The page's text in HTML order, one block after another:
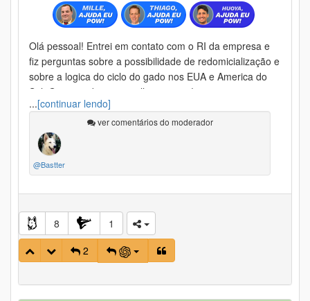
Olá pessoal! Entrei em contato com o RI da empresa e
fiz perguntas sobre a possibilidade de redomicialização e
sobre a logica do ciclo do gado nos EUA e America do
Sul. Gostaria de compartilhar com vc!
Pergunta:
Sou investidor da Minerva, estudei o case,
mas fiquei um pouco em duvida após esse anuncio de
então? Vcs terão parte da empresa no Brasil, e parte da
empresa nos EUA? Muda algo para o investidor
brasileiro?
Resposta: O anúncio de potencial redomiciliação da Cia.
incluindo a base de acionistas, ainda é uma discussão
...[continuar lendo]
ver comentários do moderador
@Bastter
8
1
2